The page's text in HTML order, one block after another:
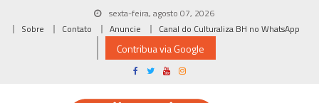
sexta-feira, agosto 07, 2026
Sobre
Contato Anuncie Canal do Culturaliza BH no WhatsApp
Contribua via Google